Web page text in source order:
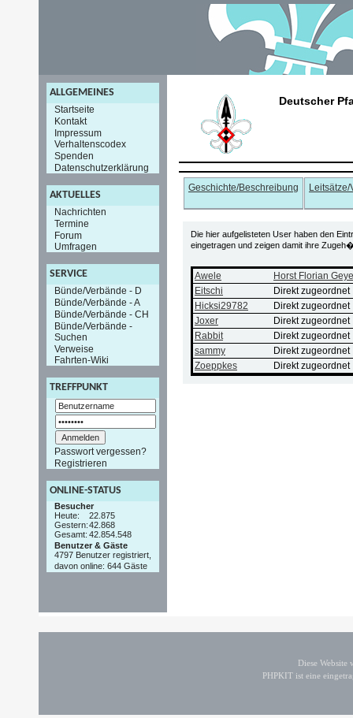
ALLGEMEINES
Startseite
Kontakt
Impressum
Verhaltenscodex
Spenden
Datenschutzerklärung
AKTUELLES
Nachrichten
Termine
Forum
Umfragen
SERVICE
Bünde/Verbände - D
Bünde/Verbände - A
Bünde/Verbände - CH
Bünde/Verbände -
Suchen
Verweise
Fahrten-Wiki
TREFFPUNKT
Passwort vergessen?
Registrieren
ONLINE-STATUS
Besucher
Heute:
22.875
Gestern:42.868
Gesamt: 42.854.548
Benutzer & Gäste
4797 Benutzer registriert,
davon online: 644 Gäste
Deutscher
Geschichte/Beschreibung
Die hier aufgelisteten User haben den
eingetragen und zeigen damit ihre
Awele
Horst Florian
Eitschi
Direkt zugeordnet
Hicksi29782
Direkt zugeordnet
Joxer
Direkt zugeordnet
Rabbit
Direkt zugeordnet
sammy
Direkt zugeordnet
Zoeppkes
Direkt zugeordnet
Diese
PHPKIT ist eine